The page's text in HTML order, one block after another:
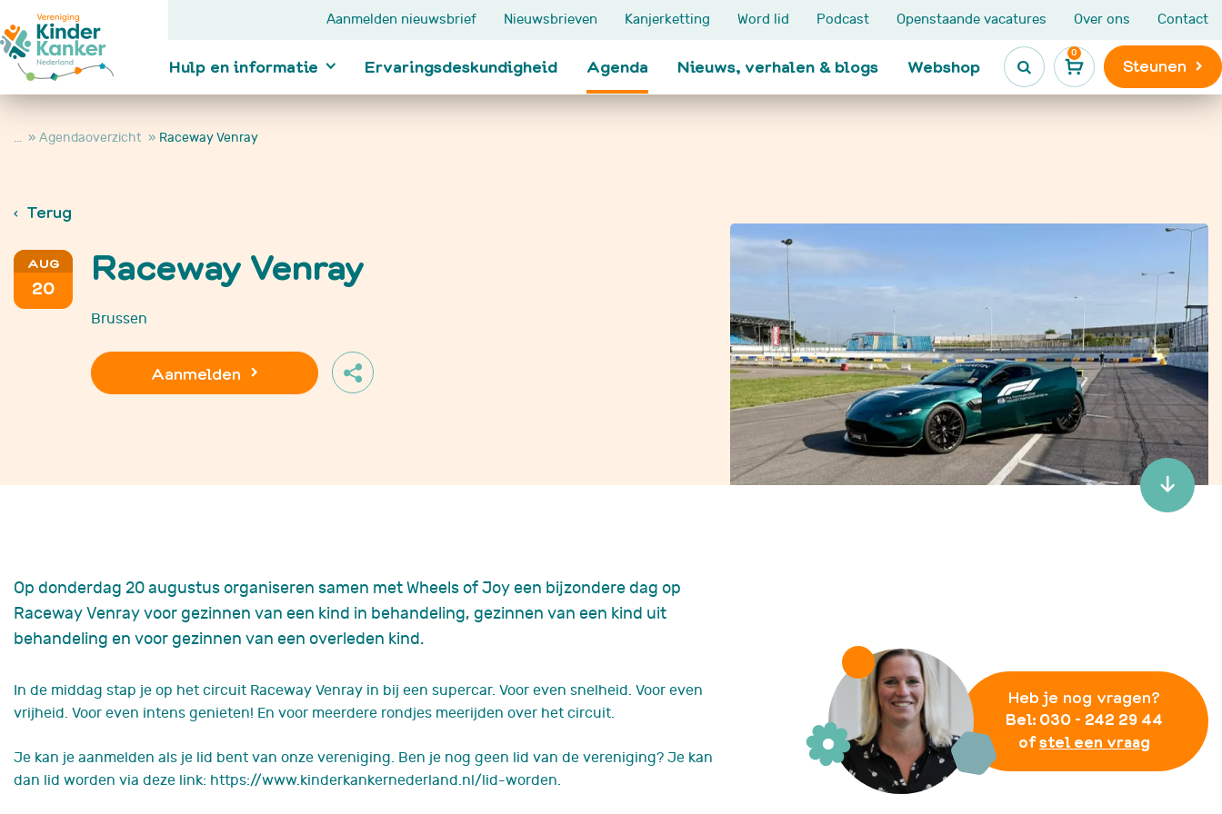
Aanmelden nieuwsbrief Nieuwsbrieven Kanjerketting Word lid Podcast Openstaande vacatures Over ons Contact
Hulp en informatie
Hulp en
informatie
in een andere wereld. Gelukkig
In behandeling
Na behandeling
Oudersteuners
Maatje voor je kind
Koesterkindmaatjes
Wandelcoach: na de
bloemenkraal
Leven na
Niet Aangeboren
Hersenletsel
LATER-zorg en
onderzoek
Nieuws, blogs en
ervaringen
VOX activiteiten
Podcast 'Ketting van
Verhalen'
Fanconi anemie
Behandelingen bij FA
Nieuwe ontwikkelingen
Levensfasen
Nieuws & evenementen
Richtlijnen &
Ervaringsdeskundigheid Agenda Nieuws, verhalen & blogs Webshop 
0
Steunen
... Agendaoverzicht Raceway Venray
Terug
AUG
20 Raceway Venray
Brussen
Aanmelden

Op donderdag 20 augustus organiseren samen met Wheels of Joy een bijzondere dag op
Raceway Venray voor gezinnen van een kind in behandeling, gezinnen van een kind uit
behandeling en voor gezinnen van een overleden kind.
In de middag stap je op het circuit Raceway Venray in bij een supercar. Voor even snelheid. Voor even
vrijheid. Voor even intens genieten! En voor meerdere rondjes meerijden over het circuit.
Je kan je aanmelden als je lid bent van onze vereniging. Ben je nog geen lid van de vereniging? Je kan
dan lid worden via deze link: https://www.kinderkankernederland.nl/lid-worden.
Heb je nog vragen?
Bel: 030 - 242 29 44
ofstel een vraag